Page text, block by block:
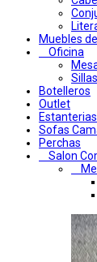
Muebles
Oficina
Botelleros
Outlet
Estanterias
Sofas
Perchas
Salon